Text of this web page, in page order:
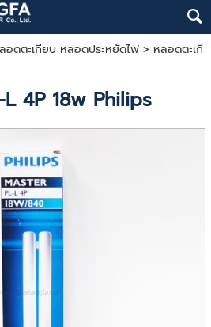
อดตะเกียบ หลอดประหยัดไฟ> หลอดตะเกี
4P 18w Philips